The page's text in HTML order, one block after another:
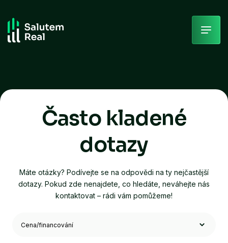
content
Často kladené
dotazy
Máte otázky? Podívejte se na odpovědi na ty nejčastější
dotazy. Pokud zde nenajdete, co hledáte, neváhejte nás
kontaktovat – rádi vám pomůžeme!
Filtrovat